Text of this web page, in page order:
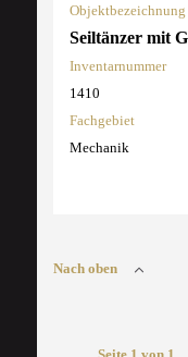
Objektbezeichnung
Seiltänzer mit
Inventarnummer
1410
Fachgebiet
Mechanik
Nach oben